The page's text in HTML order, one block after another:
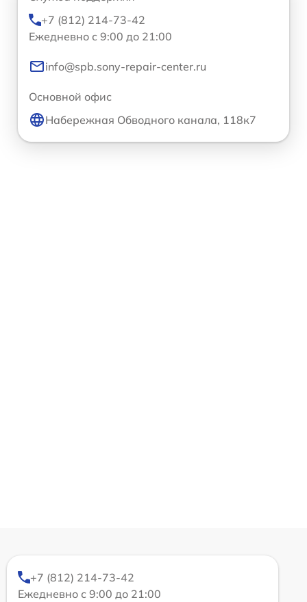
+7 (812) 214-73-42
Ежедневно с 9:00 до 21:00
info@spb.sony-repair-center.ru
Основной офис
Набережная Обводного канала, 118к7
+7 (812) 214-73-42
Ежедневно с 9:00 до 21:00